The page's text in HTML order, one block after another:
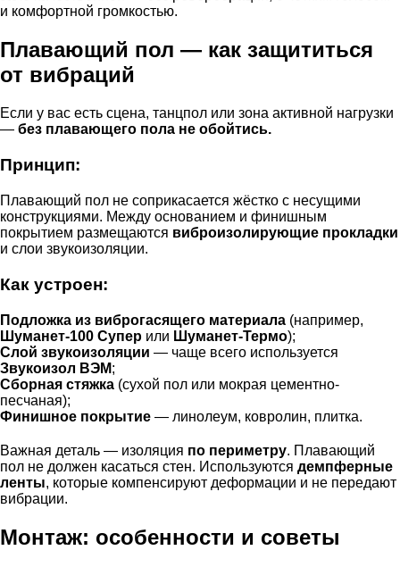
и комфортной громкостью.
Плавающий пол — как защититься
от вибраций
Если у вас есть сцена, танцпол или зона активной нагрузки
— без плавающего пола не обойтись.
Принцип:
Плавающий пол не соприкасается жёстко с несущими
конструкциями. Между основанием и финишным
покрытием размещаются виброизолирующие прокладки
и слои звукоизоляции.
Как устроен:
Подложка из виброгасящего материала (например,
Шуманет-100 Супер или Шуманет-Термо);
Слой звукоизоляции — чаще всего используется
Звукоизол ВЭМ;
Сборная стяжка (сухой пол или мокрая цементно-
песчаная);
Финишное покрытие — линолеум, ковролин, плитка.
Важная деталь — изоляция по периметру. Плавающий
пол не должен касаться стен. Используются демпферные
ленты, которые компенсируют деформации и не передают
вибрации.
Монтаж: особенности и советы